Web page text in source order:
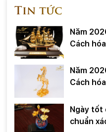
Tin tức
Năm
Cách
Năm
Cách
Ngày tốt
chuẩn